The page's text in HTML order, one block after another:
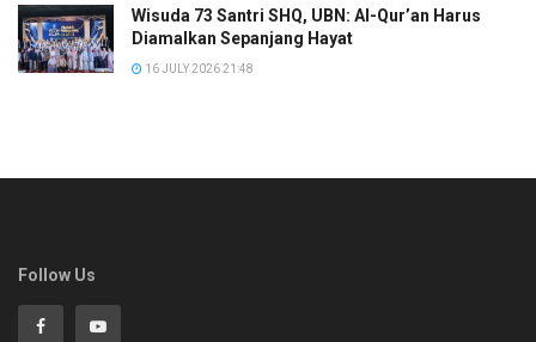
Wisuda 73 Santri SHQ, UBN: Al-Qur’an Harus
Diamalkan Sepanjang Hayat
16 JULY 2026 21:48
Follow Us